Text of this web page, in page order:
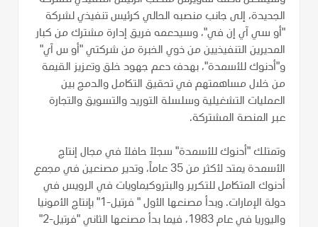
الجديدة، إلى جانب منصبه الحالي كرئيس تنفيذي لشركة
"أو سي آي إن في"، وسيدعمه فريق إدارة مشترك من كبار
المديرين التنفيذيين من ذوي الخبرة من شركتي "أو س آي"
و"أدنوك للأسمدة"، بهدف دعم جهود خلق وتعزيز القيمة
من خلال مساهمتهم في تحقيق التكامل والدمج بين
العمليات التشغيلية وسلسلة التوريد والتسويق والتجارة
عبر المنصة المشتركة.
وتمتلك "أدنوك للأسمدة" سجلاً حافلاً في مجال إنتاج
الأسمدة يمتد لأكثر من 35 عاماً، وتدير مصنعين في مجمع
أدنوك المتكامل للتكرير والبتروكيماويات في الرويس في
دولة الإمارات. وبدأ مصنعها الأول " فرتيل-1" بإنتاج الأمونيا
واليوريا في عام 1983، فيما بدأ مصنعها الثاني "فرتيل-2"